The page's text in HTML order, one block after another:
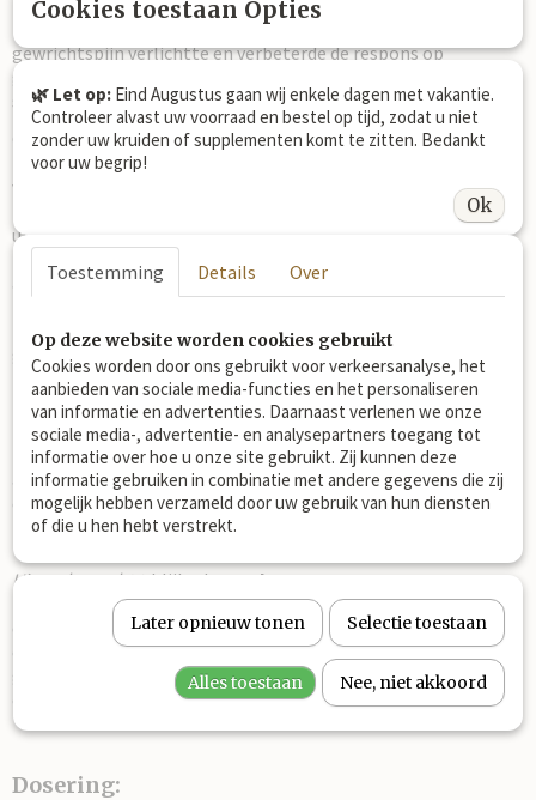
Uit onderzoek (1)blijkt naar Groenlipmossel,
toediening van groenlipmossel de ernst van kreupelheid en
gewrichtspijn verlichtte en verbeterde de respons op
gewrichtsflexie bij paarden waarvan kreupelheid toe te
schrijven is aan artrose in de kogel.
Groenlipmossel bevat niet enkel de 'bekende' vetzuren EPA en
DHA bevat, maar ook enkele andere, vrij zeldzame omega-3
vetzuren én een nieuw ontdekte groep van vetzuren, de
uitsluitend voor in algen die leven in de koude, diepe, zoute
algen uit het water, en slaan de vetzuren op. Met name deze
lijken bepalend voor de biologische activiteit van
groenlipmossel.
Uit onderzoek (2,3)blijkt dat MSM zwavelondersteuning kan
bieden bij artrose bij langduriger gebruik na 6 weken. Een
anderonderzoek(3)blijkt dat MSM de ontstekingsremmende
eigenschappen van een antioxidant heeft.
Uit onderzoek (4) blijkt dat
Kurkuma
(curcumine)ontstekingsremmende eigenschappen heeft en
daardoor een gunstige invloed heeft op artrose, artritis, lever
en luchtwegen, daarnaast is Kurkuma een anti-oxidant die een
gunstig effect op het werkingsmechanismen in een cel, die
onze cellen beschermt tegen beschadiging.
Dosering:
Cookies toestaan Opties
🌿 Let op: Eind Augustus gaan wij enkele dagen met vakantie.
Controleer alvast uw voorraad en bestel op tijd, zodat u niet
zonder uw kruiden of supplementen komt te zitten. Bedankt
voor uw begrip!
Ok
Toestemming Details Over
Op deze website worden cookies gebruikt
Cookies worden door ons gebruikt voor verkeersanalyse, het
aanbieden van sociale media-functies en het personaliseren
van informatie en advertenties. Daarnaast verlenen we onze
sociale media-, advertentie- en analysepartners toegang tot
informatie over hoe u onze site gebruikt. Zij kunnen deze
informatie gebruiken in combinatie met andere gegevens die zij
mogelijk hebben verzameld door uw gebruik van hun diensten
of die u hen hebt verstrekt.
Later opnieuw tonen Selectie toestaan
Alles toestaan Nee, niet akkoord